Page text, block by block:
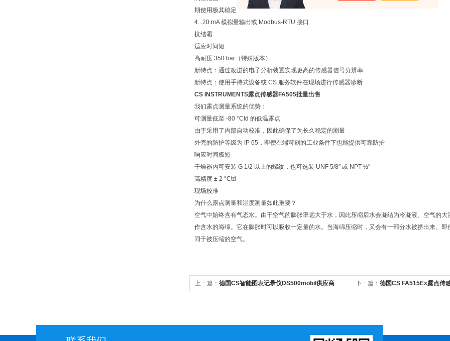
期使用极其稳定
4...20 mA 模拟量输出或 Modbus-RTU 接口
抗结霜
适应时间短
高耐压 350 bar（特殊版本）
新特点：通过改进的电子分析装置实现更高的传感器信号分辨率
新特点：使用手持式设备或 CS 服务软件在现场进行传感器诊断
CS INSTRUMENTS露点传感器FA505批量出售
我们露点测量系统的优势：
可测量低至 -80 °Ctd 的低温露点
由于采用了内部自动校准，因此确保了为长久稳定的测量
外壳的防护等级为 IP 65，即便在端苛刻的工业条件下也能提供可靠防护
响应时间极短
干燥器内可安装 G 1/2 以上的螺纹，也可选装 UNF 5/8″ 或 NPT ½″
高精度 ± 2 °Ctd
现场校准
为什么露点测量和湿度测量如此重要？
空气中始终含有气态水。由于空气的膨胀率远大于水，因此压缩后水会凝结为冷凝液。空气的
作含水的海绵。它在膨胀时可以吸收一定量的水。当海绵压缩时，又会有一部分水被挤出来。
同于被压缩的空气。
上一篇： 德国CS智能图表记录仪DS500mobil​供应商 下一篇： 德国CS FA515Ex露点传